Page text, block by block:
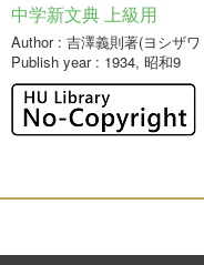
中学新文典 上級用
Author: 吉澤義則著(ヨシザ
Publish year: 1934, 昭和9